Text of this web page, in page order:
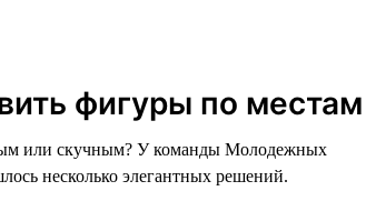
фигуры по местам
или скучным? У команды Молодежных
несколько элегантных решений.